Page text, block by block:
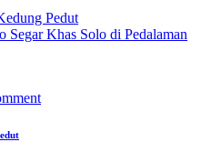
Pedut
Segar Khas Solo di Pedalaman